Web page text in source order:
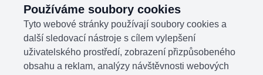
Používáme soubory cookies
Tyto webové stránky používají soubory cookies a
další sledovací nástroje s cílem vylepšení
uživatelského prostředí, zobrazení přizpůsobeného
obsahu a reklam, analýzy návštěvnosti webových